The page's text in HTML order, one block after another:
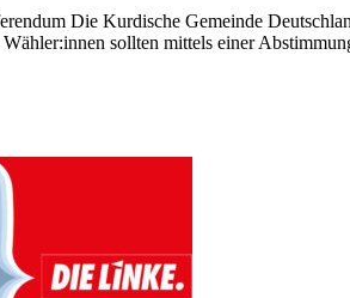
Die Kurdische Gemeinde
sollten mittels einer